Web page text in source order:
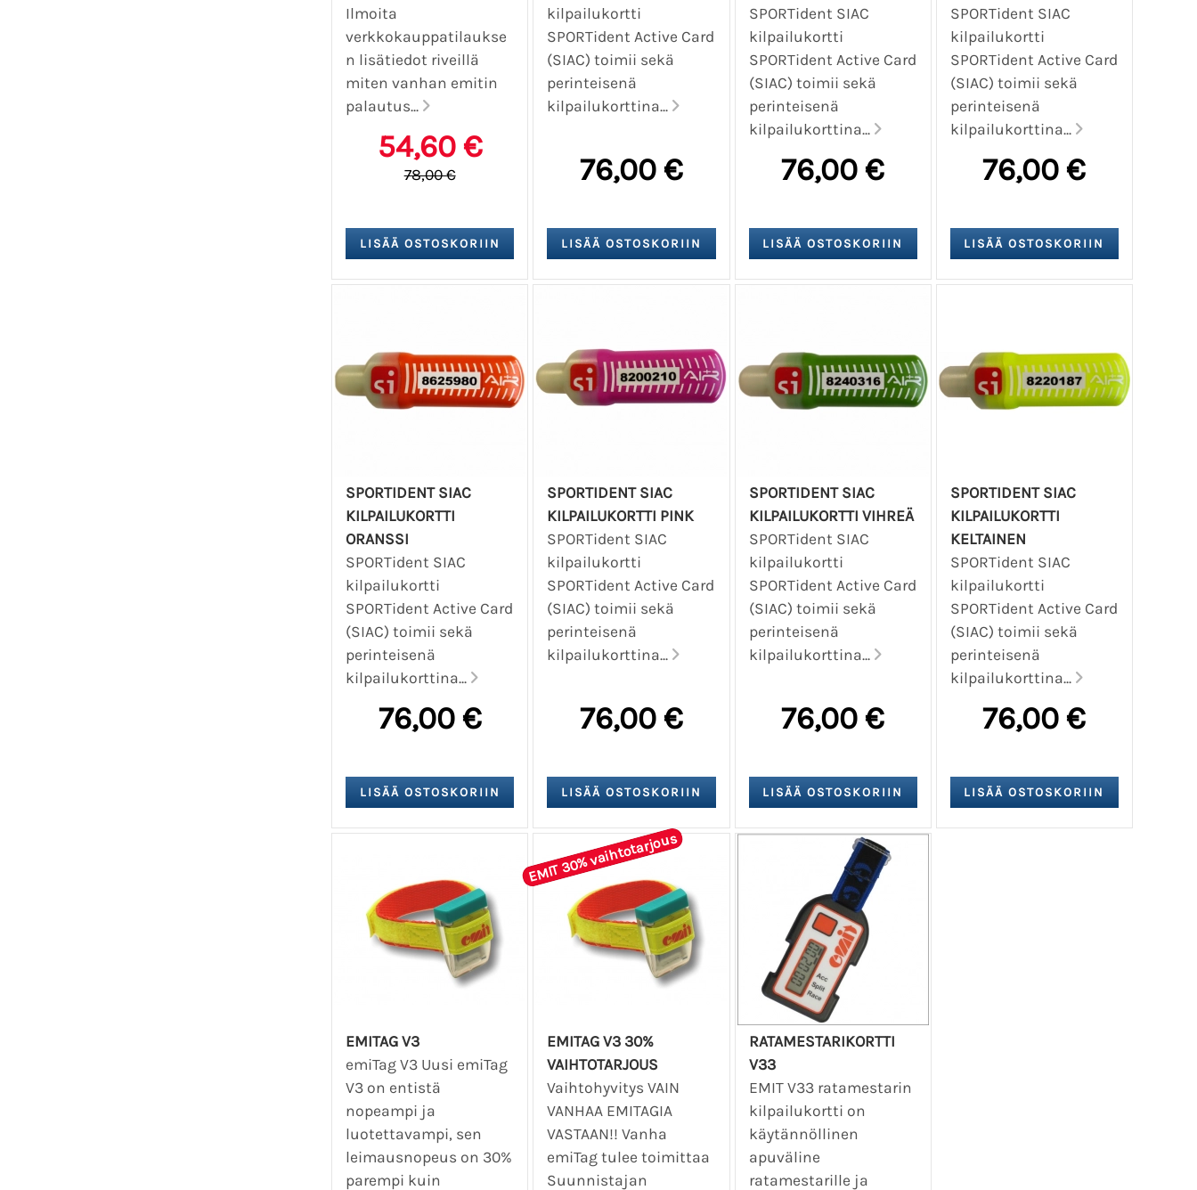
Ilmoita
verkkokauppatilaukse
n lisätiedot riveillä
miten vanhan emitin
palautus...
54,60 €
78,00 €
kilpailukortti
SPORTident Active Card
(SIAC) toimii sekä
perinteisenä
kilpailukorttina...
76,00 €
SPORTident SIAC
kilpailukortti
SPORTident Active Card
(SIAC) toimii sekä
perinteisenä
kilpailukorttina...
76,00 €
SPORTident SIAC
kilpailukortti
SPORTident Active Card
(SIAC) toimii sekä
perinteisenä
kilpailukorttina...
76,00 €
SPORTIDENT SIAC
KILPAILUKORTTI
ORANSSI
SPORTident SIAC
kilpailukortti
SPORTident Active Card
(SIAC) toimii sekä
perinteisenä
kilpailukorttina...
76,00 €
SPORTIDENT SIAC
KILPAILUKORTTI PINK
SPORTident SIAC
kilpailukortti
SPORTident Active Card
(SIAC) toimii sekä
perinteisenä
kilpailukorttina...
76,00 €
SPORTIDENT SIAC
KILPAILUKORTTI VIHREÄ
SPORTident SIAC
kilpailukortti
SPORTident Active Card
(SIAC) toimii sekä
perinteisenä
kilpailukorttina...
76,00 €
SPORTIDENT SIAC
KILPAILUKORTTI
KELTAINEN
SPORTident SIAC
kilpailukortti
SPORTident Active Card
(SIAC) toimii sekä
perinteisenä
kilpailukorttina...
76,00 €
EMITAG V3
emiTag V3 Uusi emiTag
V3 on entistä
nopeampi ja
luotettavampi, sen
leimausnopeus on 30%
parempi kuin
EMIT 30% vaihtotarjous
EMITAG V3 30%
VAIHTOTARJOUS
Vaihtohyvitys VAIN
VANHAA EMITAGIA
VASTAAN!! Vanha
emiTag tulee toimittaa
Suunnistajan
RATAMESTARIKORTTI
V33
EMIT V33 ratamestarin
kilpailukortti on
käytännöllinen
apuväline
ratamestarille ja